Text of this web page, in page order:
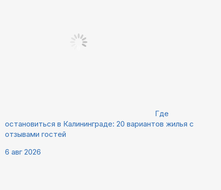
Где
остановиться в Калининграде: 20 вариантов жилья с
отзывами гостей
6 авг 2026